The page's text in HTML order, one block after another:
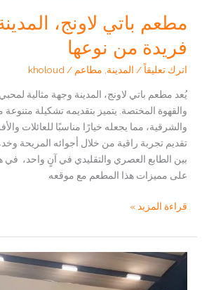
مطعم باتي لاونج،
فريدة من نوعها
اترك تعليقاً / المدينة, مطاعم /
kholoud
يُعد مطعم باتي لاونج، المدينة وجهة مثالية
والقهوة المختصة. يتميز بتقديمه تشكيلة متنوعة
والشرقية، مما يجعله خيارًا مناسبًا للعائلات
تقديم تجربة راقية من خلال أجوائه المريحة
بين الطابع العصري والتقليدي في آنٍ واحد، في
على مميزات هذا المطعم مع موقعه
مطعم
لاونج،
المدينة
قراءة المزيد »